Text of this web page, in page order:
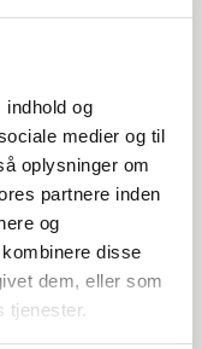
og
medier og til
oplysninger om
partnere inden
og
disse
dem, eller som
tjenester.
om produkter,
rådgivning